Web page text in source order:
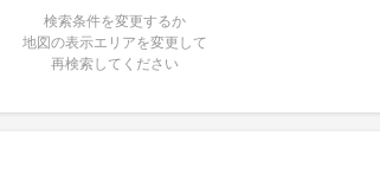
検索条件を変更するか
地図の表示エリアを変更して
再検索してください